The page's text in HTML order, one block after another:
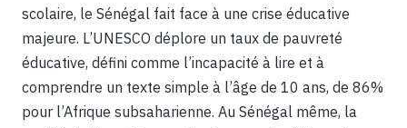
scolaire, le Sénégal fait face à une crise éducative
majeure. L’UNESCO déplore un taux de pauvreté
éducative, défini comme l’incapacité à lire et à
comprendre un texte simple à l’âge de 10 ans, de 86%
pour l’Afrique subsaharienne. Au Sénégal même, la